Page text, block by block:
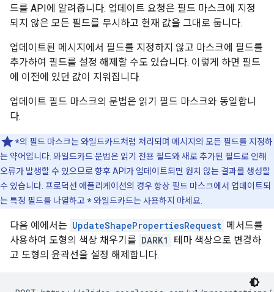
드를 API에 알려줍니다. 업데이트 요청은 필드 마스크에 지정
되지 않은 모든 필드를 무시하고 현재 값을 그대로 둡니다.
업데이트된 메시지에서 필드를 지정하지 않고 마스크에 필드를
추가하여 필드를 설정 해제할 수도 있습니다. 이렇게 하면 필드
에 이전에 있던 값이 지워집니다.
업데이트 필드 마스크의 문법은 읽기 필드 마스크와 동일합니
다.
*의 필드 마스크는 와일드카드처럼 처리되며 메시지의 모든 필드를 지정하
는 약어입니다. 와일드카드 문법은 읽기 전용 필드와 새로 추가된 필드로 인해
오류가 발생할 수 있으므로 향후 API가 업데이트되면 원치 않는 결과를 생성할
수 있습니다. 프로덕션 애플리케이션의 경우 항상 필드 마스크에서 업데이트되
는 특정 필드를 나열하고 * 와일드카드는 사용하지 마세요.
다음 예에서는 UpdateShapePropertiesRequest 메서드를
사용하여 도형의 색상 채우기를 DARK1
테마 색상으로 변경하
고 도형의 윤곽선을 설정 해제합니다.